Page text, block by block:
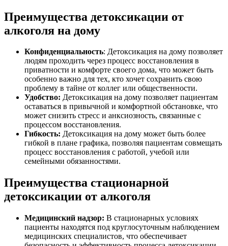
Преимущества детоксикации от
алкоголя на дому
Конфиденциальность: Детоксикация на дому позволяет
людям проходить через процесс восстановления в
приватности и комфорте своего дома, что может быть
особенно важно для тех, кто хочет сохранить свою
проблему в тайне от коллег или общественности.
Удобство: Детоксикация на дому позволяет пациентам
оставаться в привычной и комфортной обстановке, что
может снизить стресс и анксиозность, связанные с
процессом восстановления.
Гибкость: Детоксикация на дому может быть более
гибкой в плане графика, позволяя пациентам совмещать
процесс восстановления с работой, учебой или
семейными обязанностями.
Преимущества стационарной
детоксикации от алкоголя
Медицинский надзор: В стационарных условиях
пациенты находятся под круглосуточным наблюдением
медицинских специалистов, что обеспечивает